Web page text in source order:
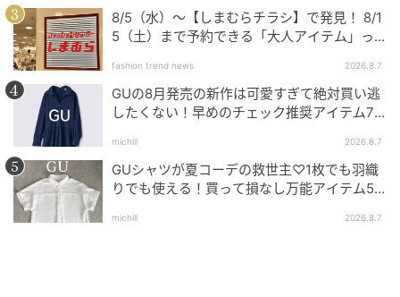
8/5（水）〜【しまむらチラシ】で発見！ 8/1
5（土）まで予約できる「大人アイテム」っ
fashion trend news 2026.8.7
GUの8月発売の新作は可愛すぎて絶対買い逃
したくない！早めのチェック推奨アイテム7
michill 2026.8.7
GUシャツが夏コーデの救世主♡1枚でも羽織
りでも使える！買って損なし万能アイテム5
michill 2026.8.7